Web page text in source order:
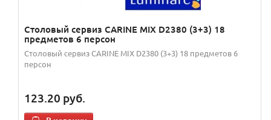
Столовый сервиз CARINE MIX D2380 (3+3) 18
предметов 6 персон
Столовый сервиз CARINE MIX D2380 (3+3) 18 предметов 6
персон
123.20 руб.